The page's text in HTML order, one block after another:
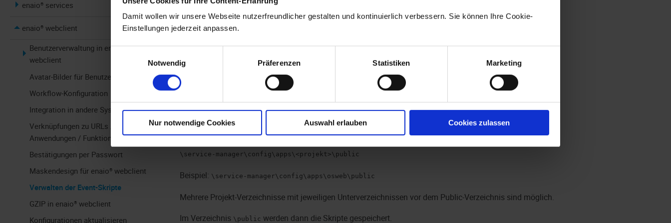
Damit wollen wir unsere Webseite nutzerfreundlicher gestalten und kontinuierlich verbessern. Sie können Ihre Cookie-
Einstellungen jederzeit anpassen.
Notwendig
Präferenzen Statistiken Marketing
Nur notwendige Cookies Auswahl erlauben Cookies zulassen
enaio® services
enaio® webclient
Benutzerverwaltung in enaio®
webclient
Avatar-Bilder für Benutzer
Workflow-Konfiguration
Integration in andere Systeme
Verknüpfungen zu URLs /
Anwendungen / Funktionen
Bestätigungen per Passwort
Maskendesign für enaio® webclient
Verwalten der Event-Skripte
GZIP in enaio® webclient
Konfigurationen aktualisieren
und Ausführen eine Skript-Datei aus dem Konfigurationsbereich von
Der Konfigurationsbereich kann zusätzlich in
Die Konfigurationsdateien der Microservices befinden sich im Verzeichnis \service-manager\config
gatewayzugreifen kann.
Folgende Verzeichnisstruktur muss angelegt werden:
\service-manager\config\apps\<projekt>\public
Beispiel: \service-manager\config\apps\osweb\public
Mehrere Projekt-Verzeichnisse mit jeweiligen Unterverzeichnissen vor dem Public-Verzeichnis sind möglich.
Im Verzeichnis \public werden dann die Skripte gespeichert.